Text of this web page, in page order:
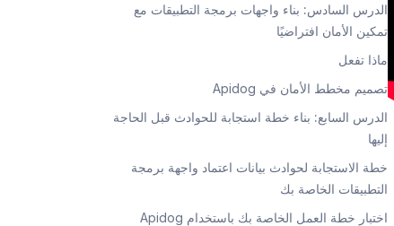
الدرس السادس: بناء واجهات برمجة التطبيقات مع
تمكين الأمان افتراضيًا
ماذا تفعل
تصميم مخطط الأمان في Apidog
الدرس السابع: بناء خطة استجابة للحوادث قبل الحاجة
إليها
خطة الاستجابة لحوادث بيانات اعتماد واجهة برمجة
التطبيقات الخاصة بك
اختبار خطة العمل الخاصة بك باستخدام Apidog